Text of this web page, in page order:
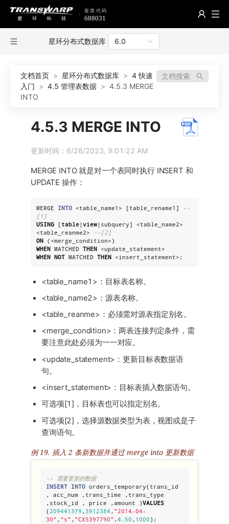
星环分布式数据库 6.0
文档首页 > 星环分布式数据库 > 4 快速
入门 > 4.5 管理表数据 > 4.5.3 MERGE
INTO
文档搜索
4.5.3 MERGE INTO
更新时间：6/28/2023, 9:01:22 AM
MERGE INTO 就是对一个表同时执行 INSERT 和
UPDATE 操作：
MERGE INTO <table_name1> [table_rename1]
--
[1]
USING [table|view|subquery] <table_name2>
<table_reanme2>
--[2]
ON
WHEN MATCHED THEN
WHEN NOT MATCHED THEN <insert_statement>;
<table_name1>：目标表名称。
<table_name2>：源表名称。
<table_reanme>：必须需对源表指定别名。
<merge_condition>：两表连接判定条件，需
要注意此处必须为一一对应。
<update_statement>：更新目标表数据语
句。
<insert_statement>：目标表插入数据语句。
可选项[1]，目标表也可以指定别名。
可选项[2]，选择源数据类型为表，视图或是子
查询语句。
例 19. 插入 2 条新数据并通过 merge into 更新数据
-- 需要更新的数据
INSERT INTO orders_temporary(trans_id
, acc_num ,trans_time ,trans_type
,stock_id , price ,amount )VALUES
(209441379 , 3912384 , "2014-04-
30" , " s" , "CX5397790" , 4.50 , 1000 );